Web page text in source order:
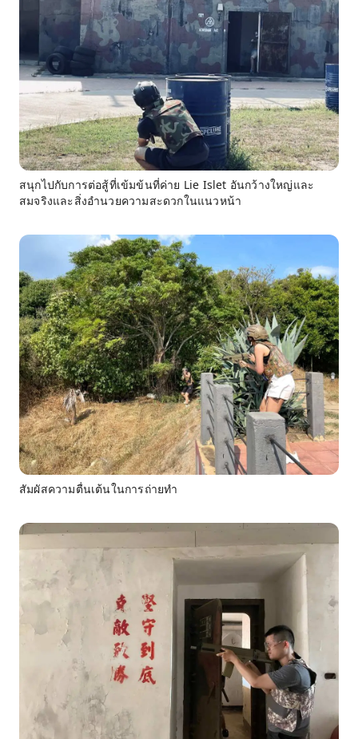
สนุกไปกับการต่อสู้ที่เข้มข้นที่ค่าย Lie Islet อันกว้างใหญ่และ
สมจริงและสิ่งอำนวยความสะดวกในแนวหน้า
สัมผัสความตื่นเต้นในการถ่ายทำ